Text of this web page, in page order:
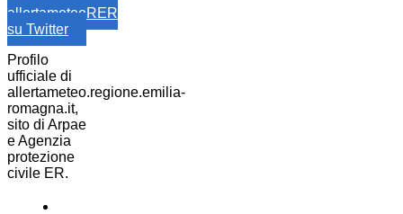
allertameteoRER
su Twitter
Profilo
ufficiale di
allertameteo.regione.emilia-
romagna.it,
sito di Arpae
e Agenzia
protezione
civile ER.